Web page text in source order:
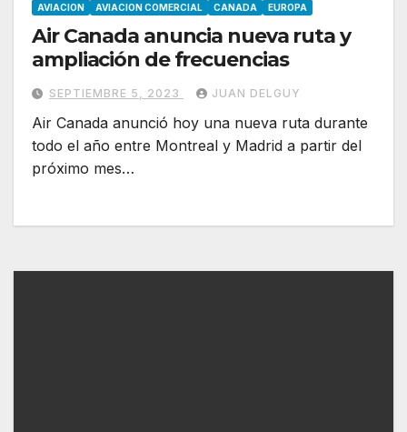
AVIACION AVIACION COMERCIAL CANADA EUROPA
Air Canada anuncia nueva ruta y
ampliación de frecuencias
SEPTIEMBRE 5, 2023 JUAN DELGUY
Air Canada anunció hoy una nueva ruta durante
todo el año entre Montreal y Madrid a partir del
próximo mes…